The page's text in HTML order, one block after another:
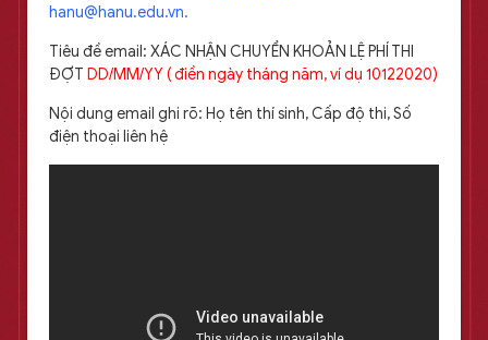
hanu@hanu.edu.vn.
Tiêu đề email: XÁC NHẬN CHUYỂN KHOẢN LỆ PHÍ THI
ĐỢT DD/MM/YY ( điền ngày tháng năm, ví dụ 10122020)
Nội dung email ghi rõ: Họ tên thí sinh, Cấp độ thi, Số
điện thoại liên hệ